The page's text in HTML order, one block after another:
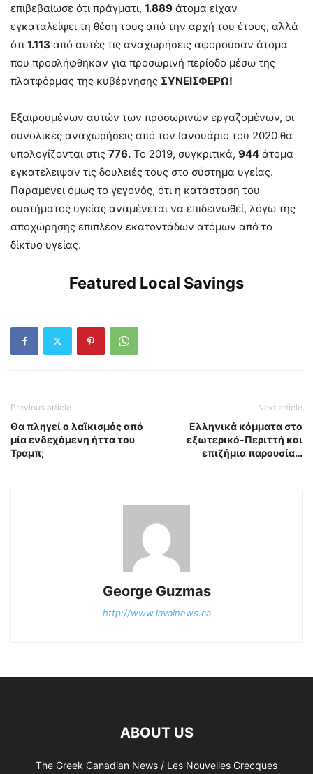
επιβεβαίωσε ότι πράγματι, 1.889 άτομα είχαν
εγκαταλείψει τη θέση τους από την αρχή του έτους, αλλά
ότι 1.113 από αυτές τις αναχωρήσεις αφορούσαν άτομα
που προσλήφθηκαν για προσωρινή περίοδο μέσω της
πλατφόρμας της κυβέρνησης ΣΥΝΕΙΣΦΕΡΩ!
Εξαιρουμένων αυτών των προσωρινών εργαζομένων, οι
συνολικές αναχωρήσεις από τον Ιανουάριο του 2020 θα
υπολογίζονται στις 776. Το 2019, συγκριτικά, 944 άτομα
εγκατέλειψαν τις δουλειές τους στο σύστημα υγείας.
Παραμένει όμως το γεγονός, ότι η κατάσταση του
συστήματος υγείας αναμένεται να επιδεινωθεί, λόγω της
αποχώρησης επιπλέον εκατοντάδων ατόμων από το
δίκτυο υγείας.
Featured Local Savings
Previous article
Θα πληγεί ο λαϊκισμός από
μία ενδεχόμενη ήττα του
Τραμπ;
Next article
Ελληνικά κόμματα στο
εξωτερικό-Περιττή και
επιζήμια παρουσία…
George Guzmas
http://www.lavalnews.ca
ABOUT US
The Greek Canadian News / Les Nouvelles Grecques